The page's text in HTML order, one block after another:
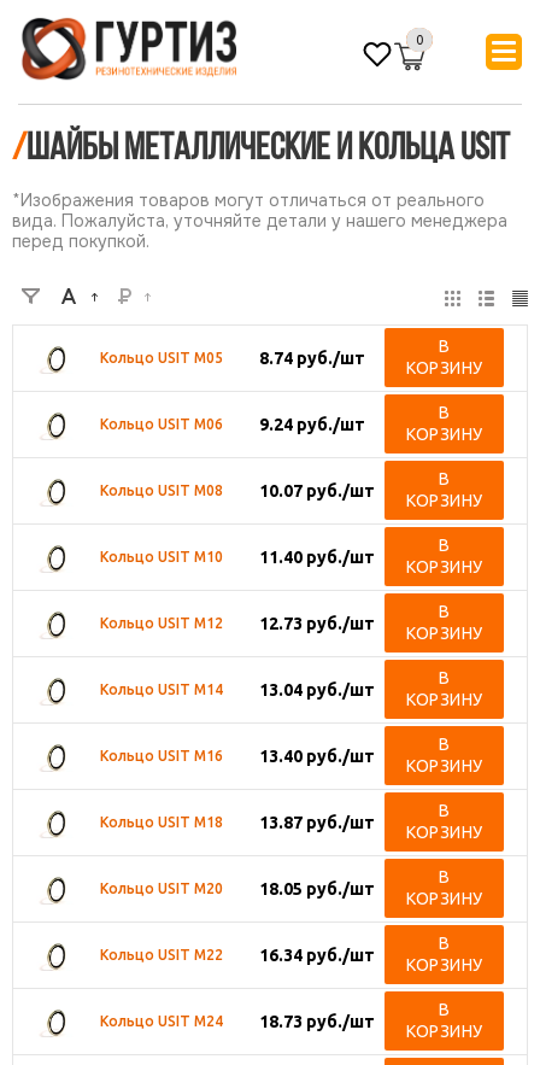
0
/Шайбы металлические и кольца USIT
*Изображения товаров могут отличаться от реального
вида. Пожалуйста, уточняйте детали у нашего менеджера
перед покупкой.
Кольцо USIT M05 8.74 руб./шт
В
КОРЗИНУ
Кольцо USIT M06 9.24 руб./шт
В
КОРЗИНУ
Кольцо USIT M08 10.07 руб./шт
В
КОРЗИНУ
Кольцо USIT M10 11.40 руб./шт
В
КОРЗИНУ
Кольцо USIT M12 12.73 руб./шт
В
КОРЗИНУ
Кольцо USIT M14 13.04 руб./шт
В
КОРЗИНУ
Кольцо USIT M16 13.40 руб./шт
В
КОРЗИНУ
Кольцо USIT M18 13.87 руб./шт
В
КОРЗИНУ
Кольцо USIT M20 18.05 руб./шт
В
КОРЗИНУ
Кольцо USIT M22 16.34 руб./шт
В
КОРЗИНУ
Кольцо USIT M24 18.73 руб./шт
В
КОРЗИНУ